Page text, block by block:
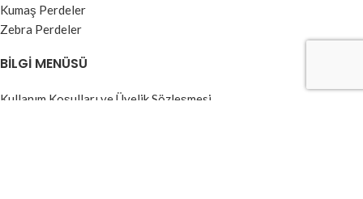
Kumaş Perdeler
Zebra Perdeler
BILGI MENÜSÜ
Kullanım Koşulları ve Üyelik Sözleşmesi